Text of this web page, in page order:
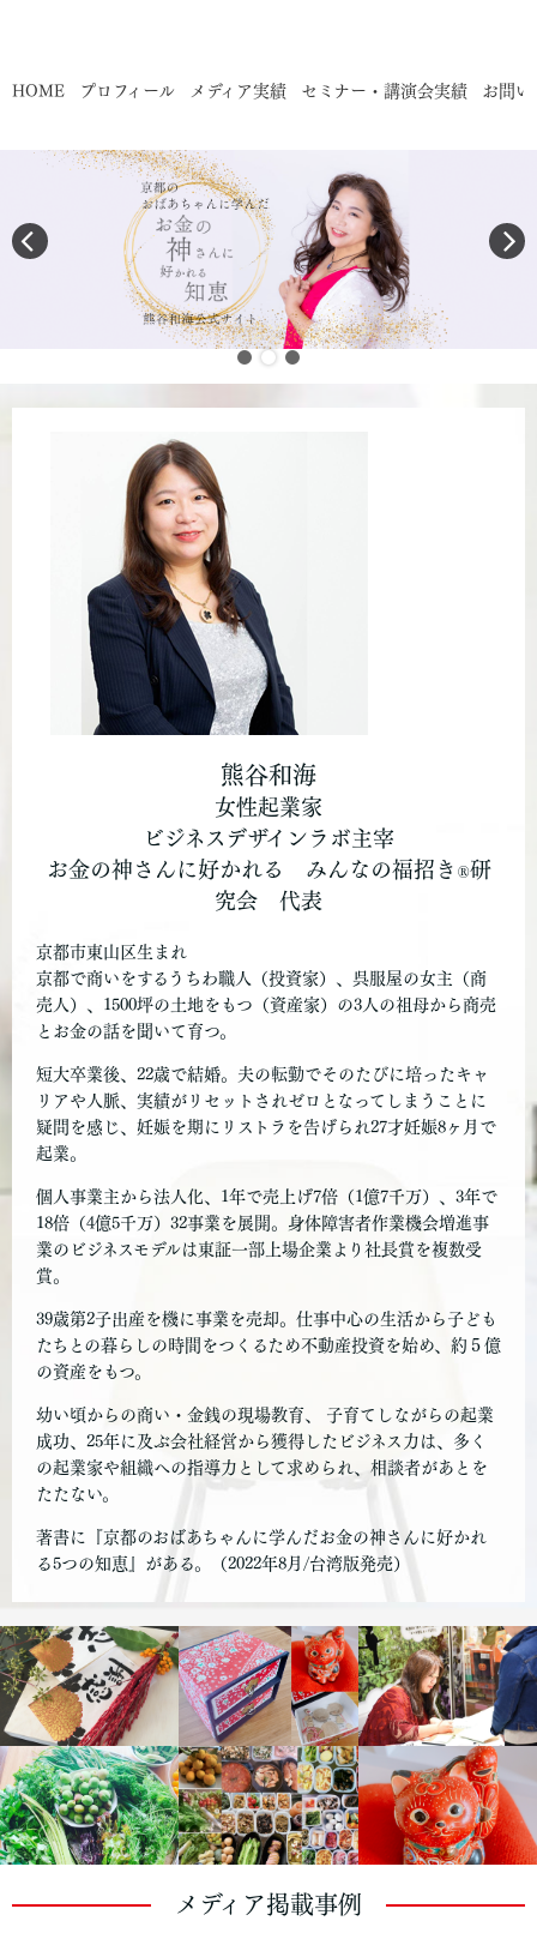
HOME プロフィール メディア実績 セミナー・講演会実績 お問い
熊谷和海
女性起業家
ビジネスデザインラボ主宰
お金の神さんに好かれる みんなの福招き ®︎研
究会 代表
京都市東山区生まれ
京都で商いをするうちわ職人（投資家）、呉服屋の女主（商
売人）、1500坪の土地をもつ（資産家）の3人の祖母から商売
とお金の話を聞いて育つ。
短大卒業後、22歳で結婚。夫の転勤でそのたびに培ったキャ
リアや人脈、実績がリセットされゼロとなってしまうことに
疑問を感じ、妊娠を期にリストラを告げられ27才妊娠8ヶ月で
起業。
個人事業主から法人化、1年で売上げ7倍（1億7千万）、3年で
18倍（4億5千万）32事業を展開。身体障害者作業機会増進事
業のビジネスモデルは東証一部上場企業より社長賞を複数受
賞。
39歳第2子出産を機に事業を売却。仕事中心の生活から子ども
たちとの暮らしの時間をつくるため不動産投資を始め、約５億
の資産をもつ。
幼い頃からの商い・金銭の現場教育、 子育てしながらの起業
成功、25年に及ぶ会社経営から獲得したビジネス力は、多く
の起業家や組織への指導力として求められ、相談者があとを
たたない。
著書に『京都のおばあちゃんに学んだお金の神さんに好かれ
る5つの知恵』がある。（2022年8月/台湾版発売）
メディア掲載事例